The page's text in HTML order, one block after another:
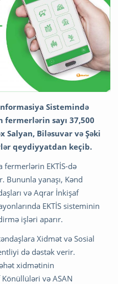
Sistemində
fermerlərin sayı 37,500
Salyan, Biləsuvar və Şəki
qeydiyyatdan keçib.
fermerlərin EKTİS-də
Bununla yanaşı, Kənd
və Aqrar İnkişaf
EKTİS sisteminin
işləri aparır.
Xidmət və Sosial
də dəstək verir.
xidmətinin
və ASAN